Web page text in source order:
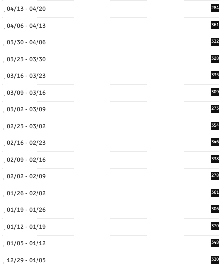
04/13 - 04/20 284
04/06 - 04/13 361
03/30 - 04/06 332
03/23 - 03/30 328
03/16 - 03/23 335
03/09 - 03/16 309
03/02 - 03/09 273
02/23 - 03/02 354
02/16 - 02/23 346
02/09 - 02/16 338
02/02 - 02/09 278
01/26 - 02/02 361
01/19 - 01/26 306
01/12 - 01/19 370
01/05 - 01/12 348
12/29 - 01/05 330